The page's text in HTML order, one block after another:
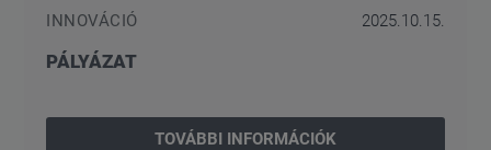
INNOVÁCIÓ 2025.10.15.
PÁLYÁZAT
TOVÁBBI INFORMÁCIÓK